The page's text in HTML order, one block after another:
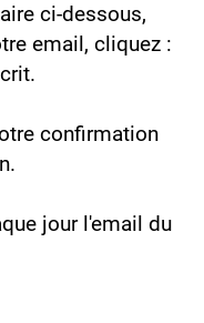
ci-dessous,
email, cliquez :
confirmation
jour l'email du